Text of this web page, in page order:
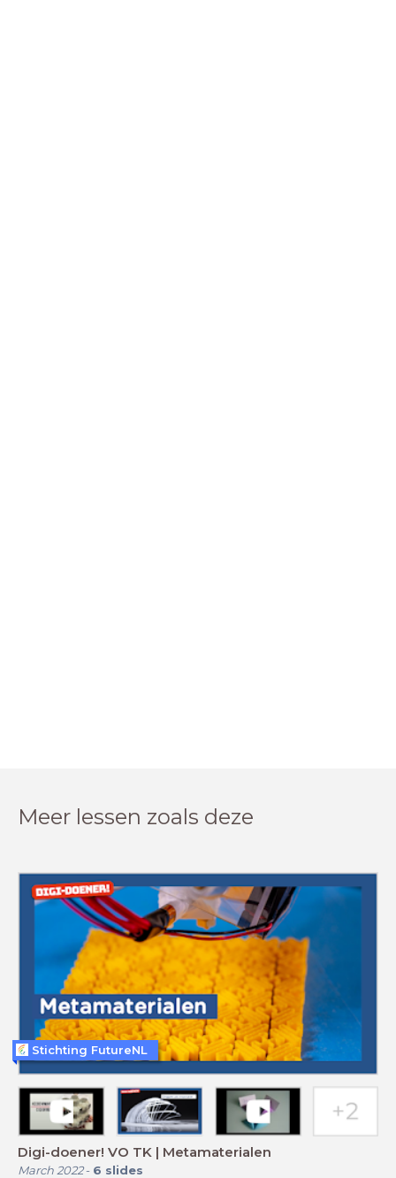
Meer lessen zoals deze
Digi-doener! VO TK | Metamaterialen
March 2022- 6 slides
Stichting FutureNL